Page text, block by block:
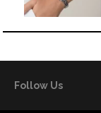
Follow Us